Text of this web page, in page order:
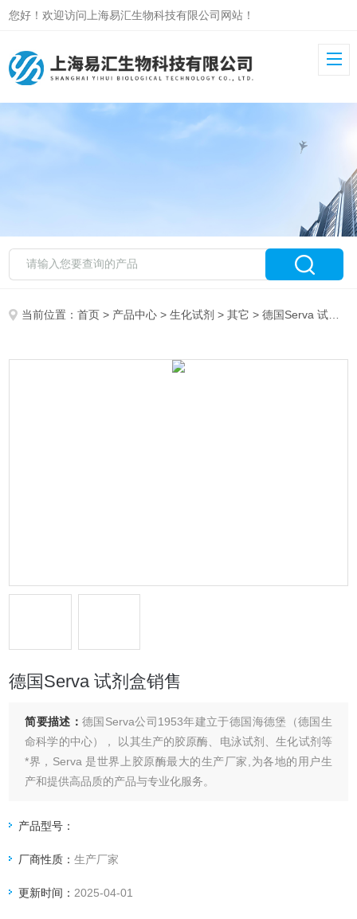
您好！欢迎访问上海易汇生物科技有限公司网站！
当前位置：首页 > 产品中心 >生化试剂 >其它 > 德国Serva 试剂盒销售
德国Serva 试剂盒销售
简要描述：德国Serva公司1953年建立于德国海德堡（德国生
命科学的中心）， 以其生产的胶原酶、电泳试剂、生化试剂等
*界，Serva 是世界上胶原酶最大的生产厂家,为各地的用户生
产和提供高品质的产品与专业化服务。
德国Serva 试剂盒销售
产品型号：
厂商性质：生产厂家
更新时间： 2025-04-01